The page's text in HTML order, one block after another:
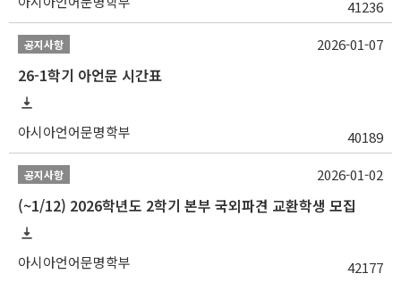
41236
공지사항
26-1학기 아언문 시간표
아시아언어문명학부 40189
2026-01-07
공지사항
(~1/12) 2026학년도 2학기 본부 국외파견 교환학생 모집
아시아언어문명학부 42177
2026-01-02